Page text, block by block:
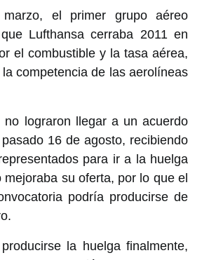
el primer grupo aéreo
Lufthansa cerraba 2011 en
el combustible y la tasa aérea,
competencia de las aerolíneas
no lograron llegar a un acuerdo
16 de agosto, recibiendo
para ir a la huelga
su oferta, por lo que el
podría producirse de
la huelga finalmente,